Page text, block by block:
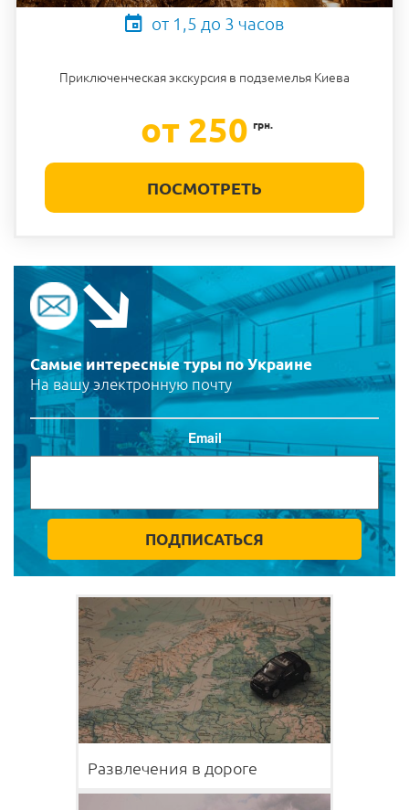
от 1,5 до 3 часов
Приключенческая экскурсия в подземелья Киева
от 250 грн.
ПОСМОТРЕТЬ
Самые интересные туры по Украине
На вашу электронную почту
Email
Развлечения в дороге